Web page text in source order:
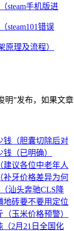
steam手机版进
steam101错误
原理及流程）
明”发布，如果文
钱（胆囊切除后对
（已明确）
建议各位中老年人
补牙价格差异为何
汕头奔驰CLS降
地砖要不要用定位
玉米价格预警）
（2月21日全国化